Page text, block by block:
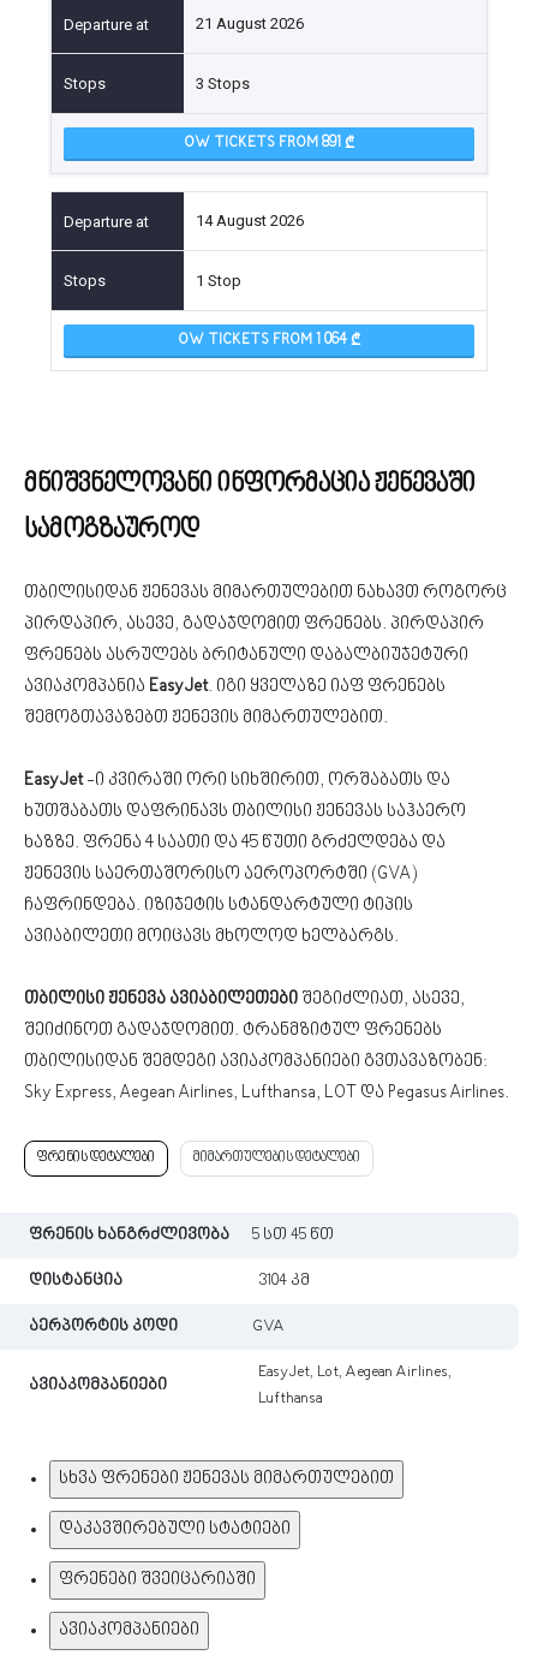
21 August 2026
3 Stops
OW TICKETS FROM 891
14 August 2026
1 Stop
OW TICKETS FROM 1 064
მნიშვნელოვანი ინფორმაცია ჟენევაში
სამოგზაუროდ
თბილისიდან ჟენევას მიმართულებით ნახავთ როგორც
პირდაპირ, ასევე, გადაჯდომით ფრენებს. პირდაპირ
ფრენებს ასრულებს ბრიტანული დაბალბიუჯეტური
ავიაკომპანია EasyJet. იგი ყველაზე იაფ ფრენებს
შემოგთავაზებთ ჟენევის მიმართულებით.
EasyJet-ი კვირაში ორი სიხშირით, ორშაბათს და
ხუთშაბათს დაფრინავს თბილისი ჟენევას საჰაერო
ხაზზე. ფრენა 4 საათი და 45 წუთი გრძელდება და
ჟენევის საერთაშორისო აეროპორტში (GVA)
ჩაფრინდება. იზიჯეტის სტანდარტული ტიპის
ავიაბილეთი მოიცავს მხოლოდ ხელბარგს.
თბილისი ჟენევა ავიაბილეთები შეგიძლიათ, ასევე,
შეიძინოთ გადაჯდომით. ტრანმზიტულ ფრენებს
თბილისიდან შემდეგი ავიაკომპანიები გვთავაზობენ:
Sky Express, Aegean Airlines, Lufthansa, LOT და Pegasus Airlines.
ფრენის დეტალები მიმართულების დეტალები
ფრენის ხანგრძლივობა 5 სთ 45 წთ
დისტანცია 3104 კმ
აერპორტის კოდი GVA
ავიაკომპანიები
EasyJet, Lot, Aegean Airlines,
Lufthansa
სხვა ფრენები ჟენევას მიმართულებით
დაკავშირებული სტატიები
ფრენები შვეიცარიაში
ავიაკომპანიები